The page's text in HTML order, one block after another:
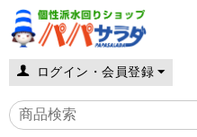
ログイン・会員登録